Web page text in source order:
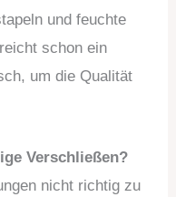
und feuchte
schon ein
um die Qualität
Verschließen?
nicht richtig zu